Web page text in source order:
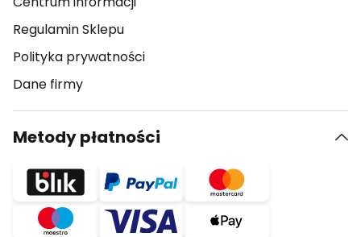
Regulamin Sklepu
Polityka prywatności
Dane firmy
Metody płatności